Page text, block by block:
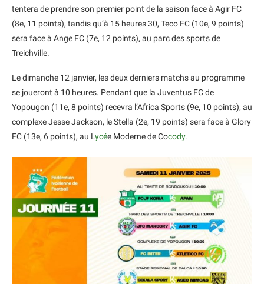
tentera de prendre son premier point de la saison face à Agir FC
(8e, 11 points), tandis qu’à 15 heures 30, Teco FC (10e, 9 points)
sera face à Ange FC (7e, 12 points), au parc des sports de
Treichville.
Le dimanche 12 janvier, les deux derniers matchs au programme
se joueront à 10 heures. Pendant que la Juventus FC de
Yopougon (11e, 8 points) recevra l’Africa Sports (9e, 10 points), au
complexe Jesse Jackson, le Stella (2e, 19 points) sera face à Glory
FC (13e, 6 points), au Lycée Moderne de Cocody.